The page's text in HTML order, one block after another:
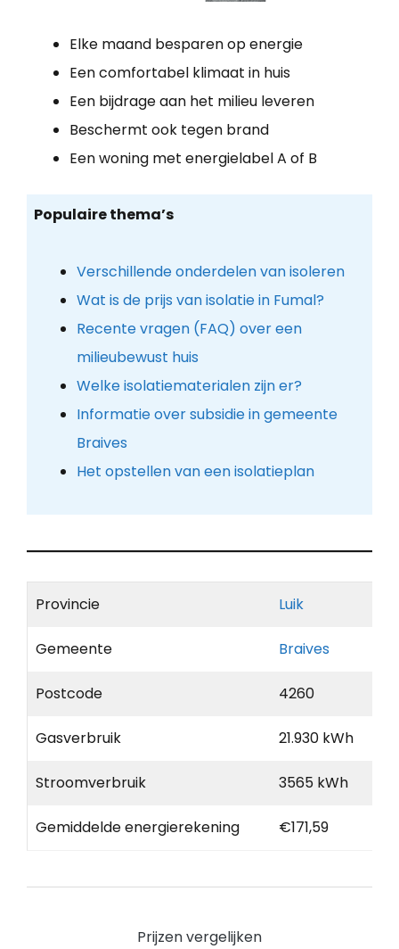
Elke maand besparen op energie
Een comfortabel klimaat in huis
Een bijdrage aan het milieu leveren
Beschermt ook tegen brand
Een woning met energielabel A of B
Populaire thema’s
Verschillende onderdelen van isoleren
Wat is de prijs van isolatie in Fumal?
Recente vragen (FAQ) over een
milieubewust huis
Welke isolatiematerialen zijn er?
Informatie over subsidie in gemeente
Braives
Het opstellen van een isolatieplan
Provincie Luik
Gemeente Braives
Postcode 4260
Gasverbruik 21.930 kWh
Stroomverbruik 3565 kWh
Gemiddelde energierekening €171,59
Prijzen vergelijken